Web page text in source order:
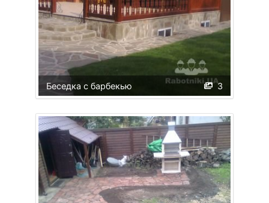
3
Беседка с барбекью